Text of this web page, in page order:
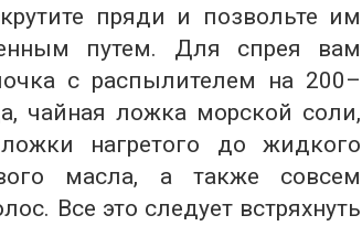
пряди и позвольте им
путем. Для спрея вам
с распылителем на 200–
чайная ложка морской соли,
нагретого до жидкого
масла, а также совсем
Все это следует встряхнуть